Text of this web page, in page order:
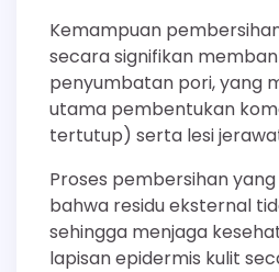
Kemampuan
secara signifikan
penyumbatan pori, yang
utama pembentukan
tertutup) serta lesi
Proses pembersihan
bahwa residu eksternal
sehingga menjaga
lapisan epidermis kulit